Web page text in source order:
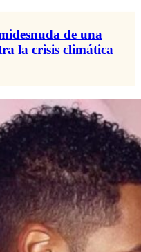
de una
la crisis climática